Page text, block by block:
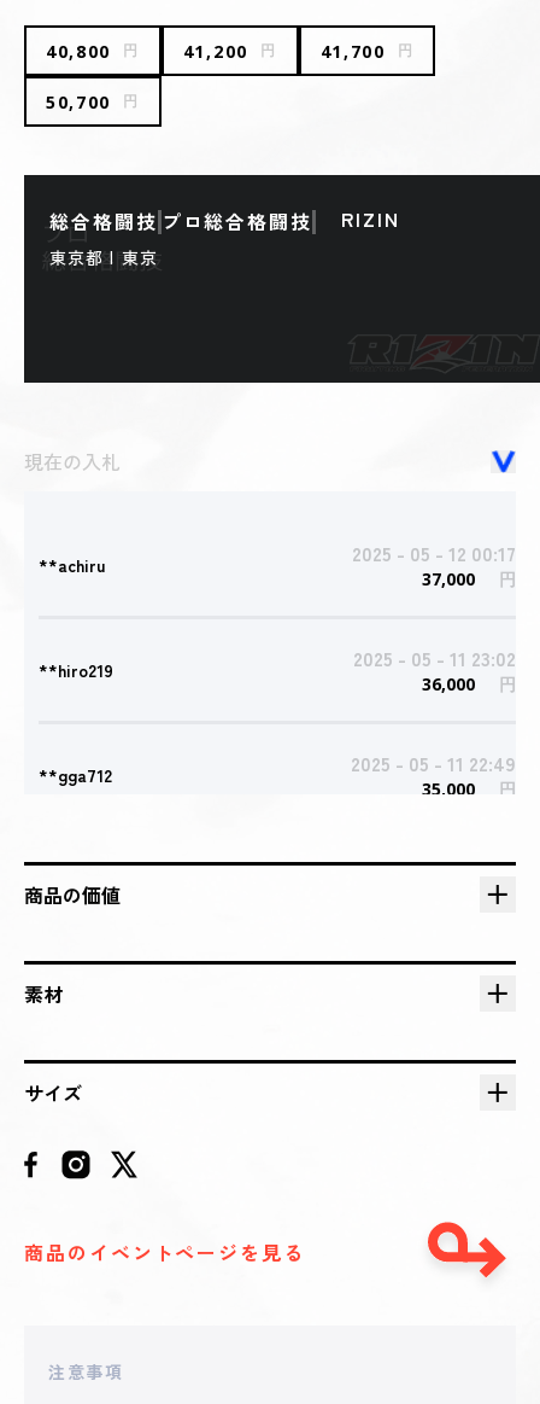
40,800 円 41,200 円 41,700 円
50,700 円
総合格闘技 プロ総合格闘技 RIZIN
東京都 | 東京
現在の入札
**achiru 2025 - 05 - 12 00:17
37,000 円
**hiro219 2025 - 05 - 11 23:02
36,000 円
**gga712 2025 - 05 - 11 22:49
35,000 円
2025 - 05 - 11 22:43
円
**kumi511 2025 - 05 - 11 21:22
円
**kumi_rakusaa 2025 - 05 - 11 15:15
2025 - 05 - 11 08:09
商品の価値
素材
サイズ
商品のイベントページを見る
注意事項